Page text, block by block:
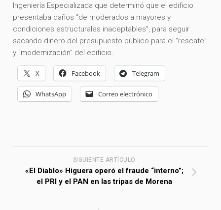
Ingeniería Especializada que determinó que el edificio
presentaba daños “de moderados a mayores y
condiciones estructurales inaceptables”, para seguir
sacando dinero del presupuesto público para el “rescate”
y “modernización” del edificio.
X Facebook Telegram
WhatsApp Correo electrónico
SIGUIENTE ARTÍCULO
«El Diablo» Higuera operó el fraude “interno”;
el PRI y el PAN en las tripas de Morena